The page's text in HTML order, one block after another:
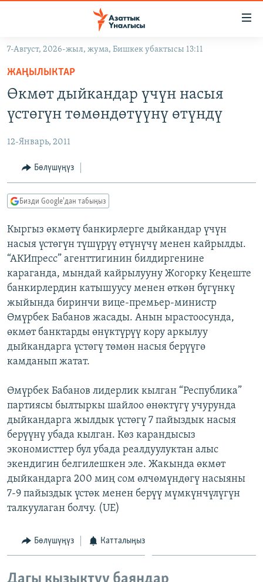
Навигацияга
өтүңүз
Издөөгө
салыңыз
ЭКОНОМИКА
МАДАНИЯТ
БОРБОР АЗИЯ
УКРАИНА
АТАЙЫН ИЛИКТӨӨ
ТВ ПРОГРАММАЛАР
ЭКСПЕРТТЕР ТАЛДАЙТ
БИЗ ЖАНА ДҮЙНӨ
ДАНИСТЕ
ЭЖЕ-СИҢДИЛЕР
АЗАТТЫК+
ЫҢГАЙСЫЗ СУРООЛОР
ӨЗГӨЧӨ ПИКИР
Русский
ОНЛАЙН ШЕРИНЕ
ЭЕ/АРнун бардык сайттары
7-Август, 2026-жыл, жума, Бишкек убактысы 13:11
ЖАҢЫЛЫКТАР
Өкмөт дыйкандар үчүн насыя
үстөгүн төмөндөтүүнү өтүндү
12-Январь, 2011
Бөлүшүңүз
Бизди Google'дан табыңыз
Кыргыз өкмөтү банкирлерге дыйкандар үчүн
насыя үстөгүн түшүрүү өтүнүчү менен кайрылды.
“АКИпресс” агенттигинин билдиргенине
караганда, мындай кайрылууну Жогорку Кеңеште
банкирлердин катышуусу менен өткөн бүгүнкү
жыйында биринчи вице-премьер-министр
Өмүрбек Бабанов жасады. Анын ырастоосунда,
өкмөт банктарды өнүктүрүү кору аркылуу
дыйкандарга үстөгү төмөн насыя берүүгө
камданып жатат.
Өмүрбек Бабанов лидерлик кылган “Республика”
партиясы былтыркы шайлоо өнөктүгү учурунда
дыйкандарга жылдык үстөгү 7 пайыздык насыя
берүүнү убада кылган. Көз карандысыз
экономисттер бул убада реалдуулуктан алыс
экендигин белгилешкен эле. Жакында өкмөт
дыйкандарга 200 миң сом өлчөмүндөгү насыяны
7-9 пайыздык үстөк менен берүү мүмкүнчүлүгүн
талкуулаган болчу. (UE)
Бөлүшүңүз Катталыңыз